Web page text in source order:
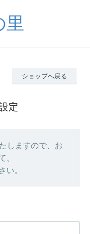
里
ショップへ戻る
定
しますので、お
、
い。